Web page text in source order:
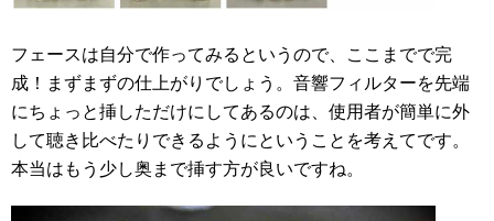
フェースは自分で作ってみるというので、ここまでで完
成！まずまずの仕上がりでしょう。音響フィルターを先端
にちょっと挿しただけにしてあるのは、使用者が簡単に外
して聴き比べたりできるようにということを考えてです。
本当はもう少し奥まで挿す方が良いですね。